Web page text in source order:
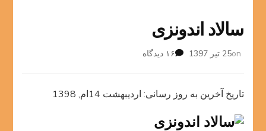
سالاد اندونزی
on25 تیر 1397 ۱۶ دیدگاه
تاریخ آخرین به روز رسانی: اردیبهشت 14ام, 1398